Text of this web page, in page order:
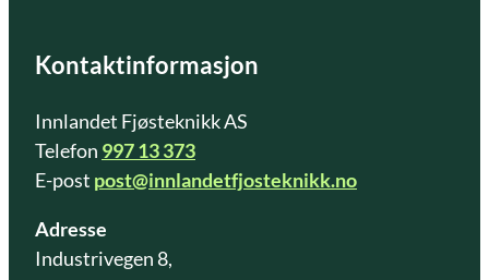
Kontaktinformasjon
Innlandet Fjøsteknikk AS
Telefon 997 13 373
E-post post@innlandetfjosteknikk.no
Adresse
Industrivegen 8,